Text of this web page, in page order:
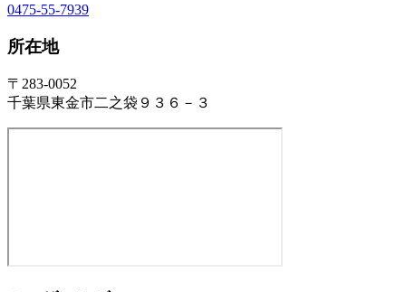
0475-55-7939
所在地
〒283-0052
千葉県東金市二之袋９３６－３